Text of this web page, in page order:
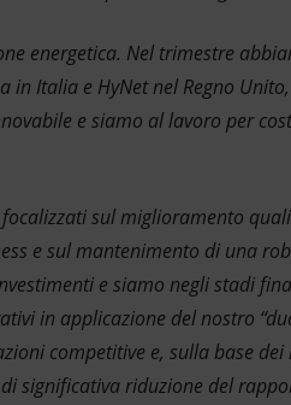
energetica. Nel trimestre
in Italia e HyNet nel Regno
e siamo al lavoro per
sul miglioramento
e sul mantenimento di una
e siamo negli stadi
in applicazione del nostro
competitive e, sulla base
significativa riduzione del